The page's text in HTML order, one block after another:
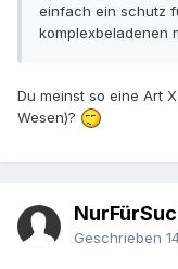
einfach ein schutz
komplexbeladenen
Du meinst so eine Art
Wesen)?
Geschrieben